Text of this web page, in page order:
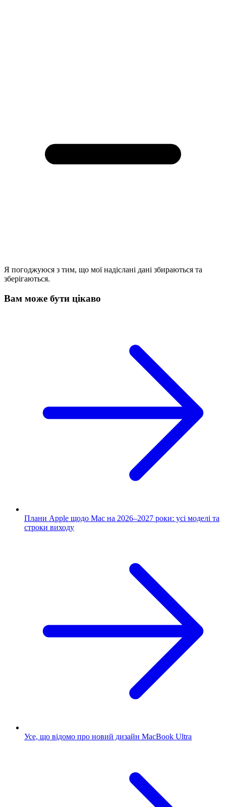
Я погоджуюся з тим, що мої надіслані дані збираються та
зберігаються.
Вам може бути цікаво
Плани Apple щодо Mac на 2026–2027 роки: усі моделі та
строки виходу
Усе, що відомо про новий дизайн MacBook Ultra